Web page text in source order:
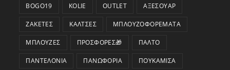
BOGO19 KOLIE OUTLET ΑΞΕΣΟΥΆΡ
ΖΑΚΈΤΕΣ ΚΆΛΤΣΕΣ ΜΠΛΟΥΖΟΦΟΡΈΜΑΤΑ
ΜΠΛΟΎΖΕΣ ΠΡΟΣΦΟΡΕΣ🎁 ΠΑΛΤΌ
ΠΑΝΤΕΛΌΝΙΑ ΠΑΝΩΦΌΡΙΑ ΠΟΥΚΆΜΙΣΑ